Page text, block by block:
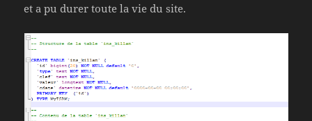
et a pu durer toute la vie du site.